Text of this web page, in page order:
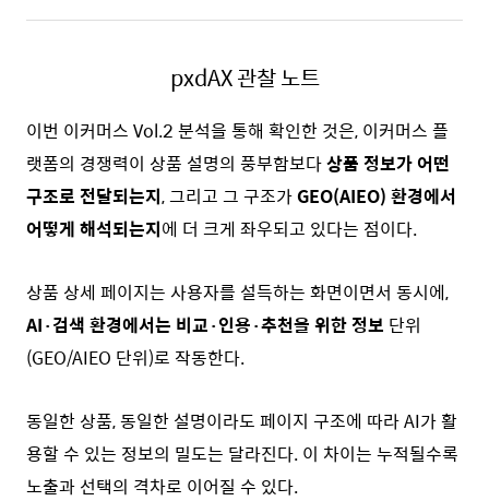
pxdAX 관찰 노트
이번 이커머스 Vol.2 분석을 통해 확인한 것은, 이커머스 플
랫폼의 경쟁력이 상품 설명의 풍부함보다상품 정보가 어떤
구조로 전달되는지, 그리고 그 구조가GEO(AIEO) 환경에서
어떻게 해석되는지에 더 크게 좌우되고 있다는 점이다.
상품 상세 페이지는 사용자를 설득하는 화면이면서 동시에,
AI·검색 환경에서는 비교·인용·추천을 위한 정보 단위
(GEO/AIEO 단위)로 작동한다.
동일한 상품, 동일한 설명이라도 페이지 구조에 따라 AI가 활
용할 수 있는 정보의 밀도는 달라진다. 이 차이는 누적될수록
노출과 선택의 격차로 이어질 수 있다.